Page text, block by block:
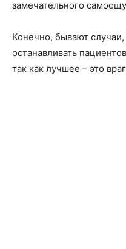
замечательного
Конечно, бывают
останавливать
так как лучшее – это